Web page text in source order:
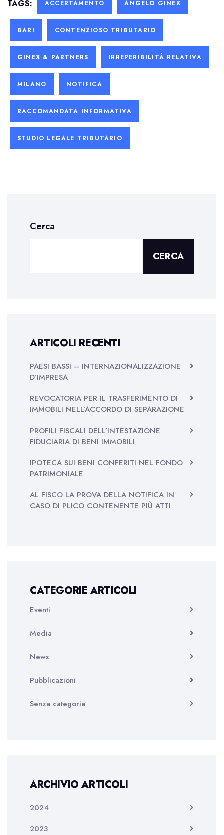
TAGS: ACCERTAMENTO ANGELO GINEX
BARI CONTENZIOSO TRIBUTARIO
GINEX & PARTNERS IRREPERIBILITÀ RELATIVA
MILANO NOTIFICA
RACCOMANDATA INFORMATIVA
STUDIO LEGALE TRIBUTARIO
Cerca
CERCA
ARTICOLI RECENTI
PAESI BASSI – INTERNAZIONALIZZAZIONE
D’IMPRESA
REVOCATORIA PER IL TRASFERIMENTO DI
IMMOBILI NELL’ACCORDO DI SEPARAZIONE
PROFILI FISCALI DELL’INTESTAZIONE
FIDUCIARIA DI BENI IMMOBILI
IPOTECA SUI BENI CONFERITI NEL FONDO
PATRIMONIALE
AL FISCO LA PROVA DELLA NOTIFICA IN
CASO DI PLICO CONTENENTE PIÙ ATTI
CATEGORIE ARTICOLI
Eventi
Media
News
Pubblicazioni
Senza categoria
ARCHIVIO ARTICOLI
2024
2023